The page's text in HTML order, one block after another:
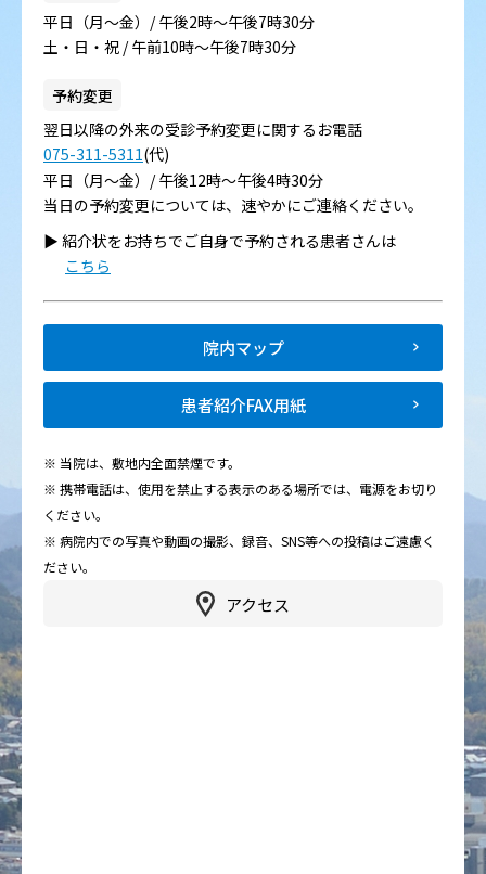
アクセス
平日（月～金）/ 午後2時～午後7時30分
土・日・祝 / 午前10時～午後7時30分
予約変更
翌日以降の外来の受診予約変更に関するお電話
075-311-5311(代)
平日（月～金）/ 午後12時～午後4時30分
当日の予約変更については、速やかにご連絡ください。
▶︎ 紹介状をお持ちでご自身で予約される患者さんは
こちら
院内マップ
患者紹介FAX用紙
※ 当院は、敷地内全面禁煙です。
※ 携帯電話は、使用を禁止する表示のある場所では、電源をお切り
ください。
※ 病院内での写真や動画の撮影、録音、SNS等への投稿はご遠慮く
ださい。